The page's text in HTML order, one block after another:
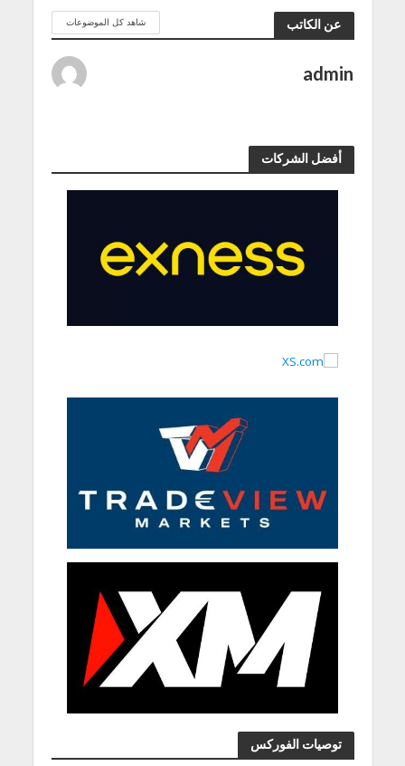
عن الكاتب شاهد كل الموضوعات
admin
أفضل الشركات
توصيات الفوركس